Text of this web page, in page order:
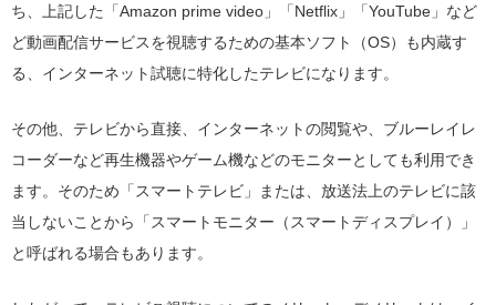
ち、上記した「Amazon prime video」「Netflix」「YouTube」など
ど動画配信サービスを視聴するための基本ソフト（OS）も内蔵す
る、インターネット試聴に特化したテレビになります。
その他、テレビから直接、インターネットの閲覧や、ブルーレイレ
コーダーなど再生機器やゲーム機などのモニターとしても利用でき
ます。そのため「スマートテレビ」または、放送法上のテレビに該
当しないことから「スマートモニター（スマートディスプレイ）」
と呼ばれる場合もあります。